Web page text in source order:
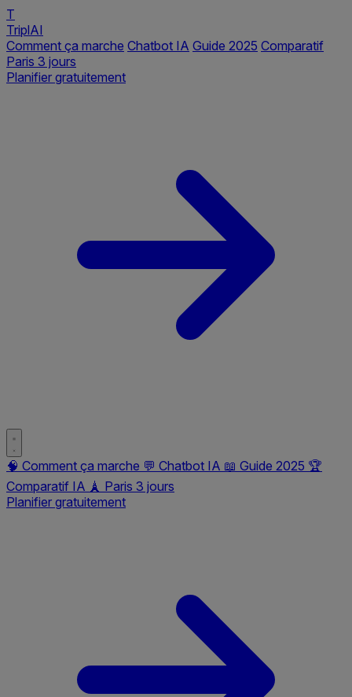
T
TriplAI
Comment ça marche Chatbot IA Guide 2025 Comparatif
Paris 3 jours
Planifier gratuitement
🧠 Comment ça marche 💬 Chatbot IA 📖 Guide 2025 🏆
Comparatif IA 🗼 Paris 3 jours
Planifier gratuitement